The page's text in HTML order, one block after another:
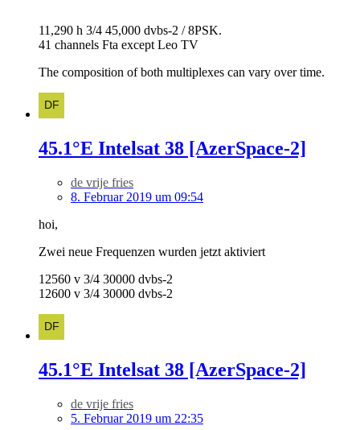
11,290 h 3/4 45,000 dvbs-2 / 8PSK.
41 channels Fta except Leo TV
The composition of both multiplexes can vary over time.
45.1°E Intelsat 38 [AzerSpace-2]
de vrije fries
8. Februar 2019 um 09:54
hoi,
Zwei neue Frequenzen wurden jetzt aktiviert
12560 v 3/4 30000 dvbs-2
12600 v 3/4 30000 dvbs-2
45.1°E Intelsat 38 [AzerSpace-2]
de vrije fries
5. Februar 2019 um 22:35